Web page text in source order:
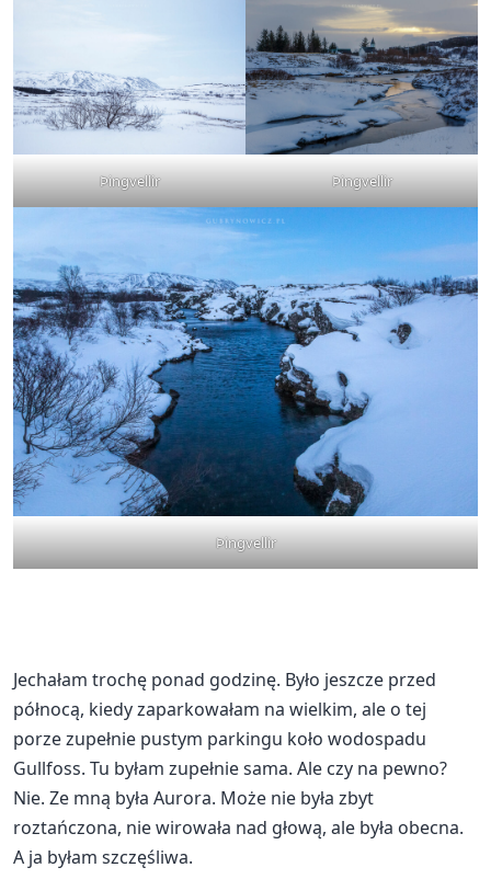
Þingvellir Þingvellir
Þingvellir
Jechałam trochę ponad godzinę. Było jeszcze przed
północą, kiedy zaparkowałam na wielkim, ale o tej
porze zupełnie pustym parkingu koło wodospadu
Gullfoss. Tu byłam zupełnie sama. Ale czy na pewno?
Nie. Ze mną była Aurora. Może nie była zbyt
roztańczona, nie wirowała nad głową, ale była obecna.
A ja byłam szczęśliwa.